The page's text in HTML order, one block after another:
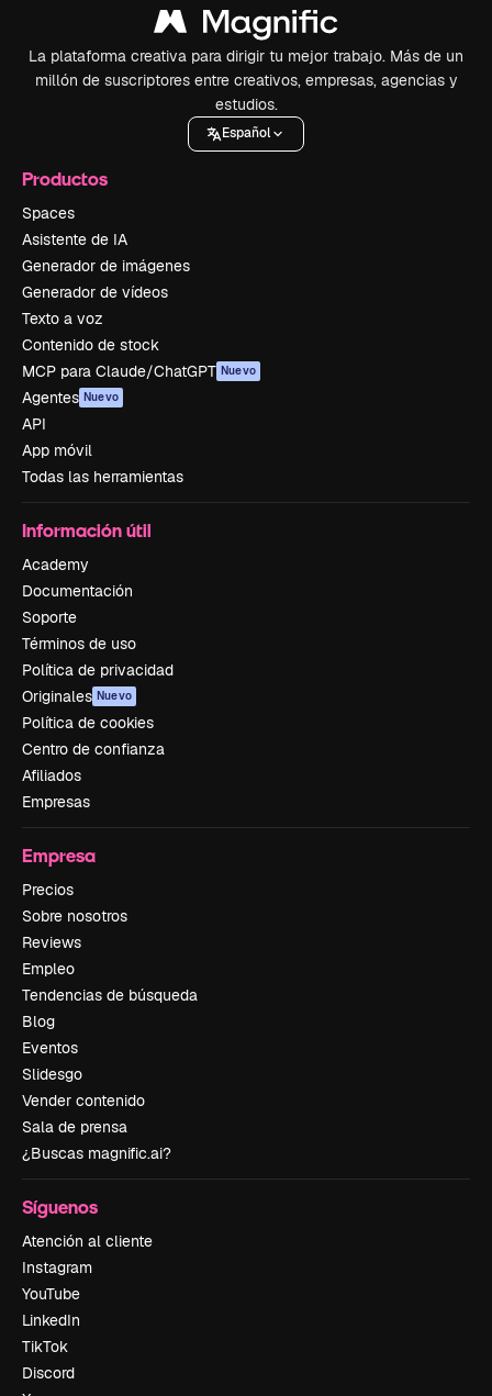
La plataforma creativa para dirigir tu mejor trabajo. Más de un
millón de suscriptores entre creativos, empresas, agencias y
estudios.
Español
Productos
Spaces
Asistente de IA
Generador de imágenes
Generador de vídeos
Texto a voz
Contenido de stock
MCP para Claude/ChatGPT Nuevo
Agentes Nuevo
API
App móvil
Todas las herramientas
Información útil
Academy
Documentación
Soporte
Términos de uso
Política de privacidad
Originales Nuevo
Política de cookies
Centro de confianza
Afiliados
Empresas
Empresa
Precios
Sobre nosotros
Reviews
Empleo
Tendencias de búsqueda
Blog
Eventos
Slidesgo
Vender contenido
Sala de prensa
¿Buscas magnific.ai?
Síguenos
Atención al cliente
Instagram
YouTube
LinkedIn
TikTok
Discord